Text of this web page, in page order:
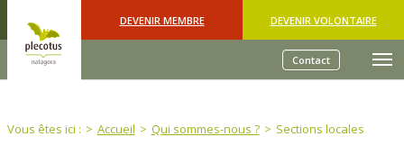
DEVENIR MEMBRE DEVENIR VOLONTAIRE
Contact
You are here:
Vous êtes ici : Accueil Qui sommes-nous ? Sections locales